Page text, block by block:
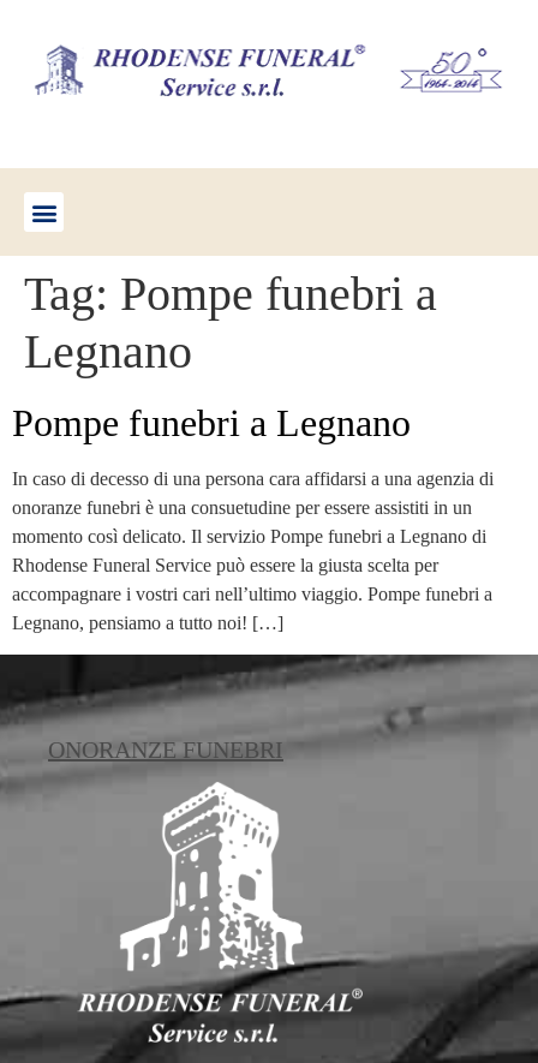
Tag: Pompe funebri a
Legnano
Pompe funebri a Legnano
In caso di decesso di una persona cara affidarsi a una agenzia di
onoranze funebri è una consuetudine per essere assistiti in un
momento così delicato. Il servizio Pompe funebri a Legnano di
Rhodense Funeral Service può essere la giusta scelta per
accompagnare i vostri cari nell’ultimo viaggio. Pompe funebri a
Legnano, pensiamo a tutto noi! […]
ONORANZE FUNEBRI